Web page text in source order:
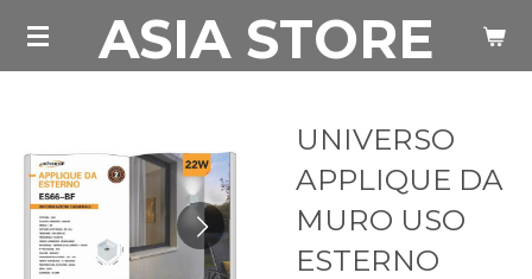
Vai
ASIA STORE
UNIVERSO
APPLIQUE DA
MURO USO
ESTERNO